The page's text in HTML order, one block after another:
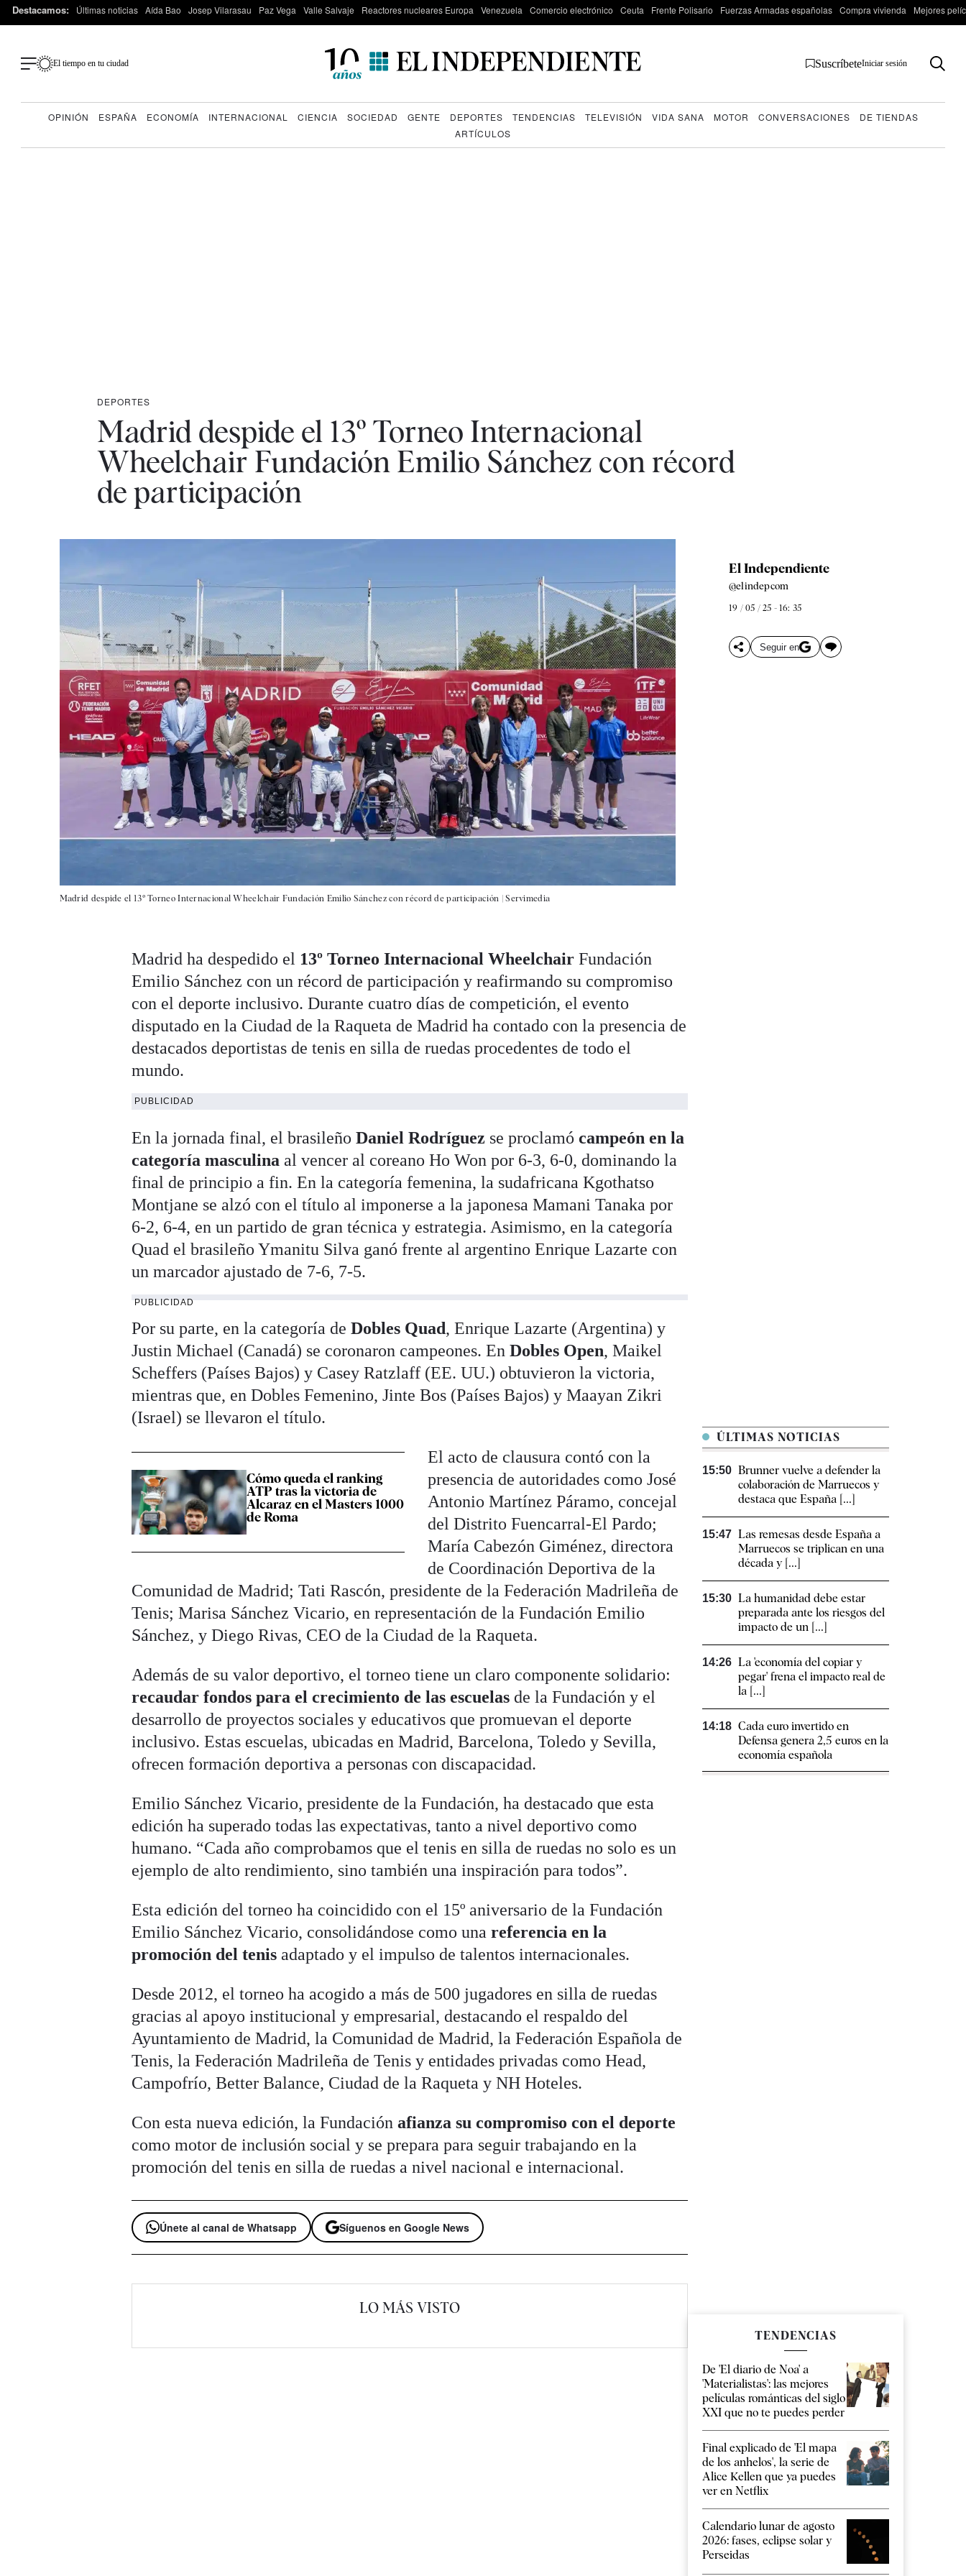
Destacamos: Últimas noticias Aída Bao Josep Vilarasau Paz Vega Valle Salvaje Reactores nucleares Europa Venezuela Comercio electrónico Ceuta Frente Polisario Fuerzas Armadas españolas Compra vivienda Mejores
El tiempo en tu ciudad SuscríbeteIniciar sesión
OPINIÓN ESPAÑA ECONOMÍA INTERNACIONAL CIENCIA SOCIEDAD GENTE DEPORTES TENDENCIAS TELEVISIÓN VIDA SANA MOTOR CONVERSACIONES
DE TIENDAS
ARTÍCULOS
DEPORTES
Madrid despide el 13º Torneo Internacional
Wheelchair Fundación Emilio Sánchez con récord
de participación
Madrid despide el 13º Torneo Internacional Wheelchair Fundación Emilio Sánchez con récord de participación |Servimedia
El Independiente
@elindepcom
19 / 05 / 25 - 16: 35
Seguir en
Madrid ha despedido el 13º Torneo Internacional Wheelchair Fundación
Emilio Sánchez con un récord de participación y reafirmando su compromiso
con el deporte inclusivo. Durante cuatro días de competición, el evento
disputado en la Ciudad de la Raqueta de Madrid ha contado con la presencia de
destacados deportistas de tenis en silla de ruedas procedentes de todo el
mundo.
PUBLICIDAD
En la jornada final, el brasileñoDaniel Rodríguez se proclamó campeón en la
categoría masculina al vencer al coreano Ho Won por 6-3, 6-0, dominando la
final de principio a fin. En la categoría femenina, la sudafricana Kgothatso
Montjane se alzó con el título al imponerse a la japonesa Mamani Tanaka por
6-2, 6-4, en un partido de gran técnica y estrategia. Asimismo, en la categoría
Quad el brasileño Ymanitu Silva ganó frente al argentino Enrique Lazarte con
un marcador ajustado de 7-6, 7-5.
PUBLICIDAD
Por su parte, en la categoría deDobles Quad, Enrique Lazarte (Argentina) y
Justin Michael (Canadá) se coronaron campeones. EnDobles Open, Maikel
Scheffers (Países Bajos) y Casey Ratzlaff (EE. UU.) obtuvieron la victoria,
mientras que, en Dobles Femenino, Jinte Bos (Países Bajos) y Maayan Zikri
(Israel) se llevaron el título.
Cómo queda el ranking
ATP tras la victoria de
Alcaraz en el Masters 1000
de Roma
El acto de clausura contó con la
presencia de autoridades como José
Antonio Martínez Páramo, concejal
del Distrito Fuencarral-El Pardo;
María Cabezón Giménez, directora
de Coordinación Deportiva de la
Comunidad de Madrid; Tati Rascón, presidente de la Federación Madrileña de
Tenis; Marisa Sánchez Vicario, en representación de la Fundación Emilio
Sánchez, y Diego Rivas, CEO de la Ciudad de la Raqueta.
Además de su valor deportivo, el torneo tiene un claro componente solidario:
recaudar fondos para el crecimiento de las escuelasde la Fundación y el
desarrollo de proyectos sociales y educativos que promuevan el deporte
inclusivo. Estas escuelas, ubicadas en Madrid, Barcelona, Toledo y Sevilla,
ofrecen formación deportiva a personas con discapacidad.
Emilio Sánchez Vicario, presidente de la Fundación, ha destacado que esta
edición ha superado todas las expectativas, tanto a nivel deportivo como
humano. “Cada año comprobamos que el tenis en silla de ruedas no solo es un
ejemplo de alto rendimiento, sino también una inspiración para todos”.
Esta edición del torneo ha coincidido con el 15º aniversario de la Fundación
Emilio Sánchez Vicario, consolidándose como una referencia en la
promoción del tenis adaptado y el impulso de talentos internacionales.
Desde 2012, el torneo ha acogido a más de 500 jugadores en silla de ruedas
gracias al apoyo institucional y empresarial, destacando el respaldo del
Ayuntamiento de Madrid, la Comunidad de Madrid, la Federación Española de
Tenis, la Federación Madrileña de Tenis y entidades privadas como Head,
Campofrío, Better Balance, Ciudad de la Raqueta y NH Hoteles.
Con esta nueva edición, la Fundación afianza su compromiso con el deporte
como motor de inclusión social y se prepara para seguir trabajando en la
promoción del tenis en silla de ruedas a nivel nacional e internacional.
Únete al canal de Whatsapp Síguenos en Google News
LO MÁS VISTO
ÚLTIMAS NOTICIAS
15:50 Brunner vuelve a defender la
colaboración de Marruecos y
destaca que España [...]
15:47 Las remesas desde España a
Marruecos se triplican en una
década y [...]
15:30 La humanidad debe estar
preparada ante los riesgos del
impacto de un [...]
14:26 La 'economía del copiar y
pegar' frena el impacto real de
la [...]
14:18 Cada euro invertido en
Defensa genera 2,5 euros en la
economía española
TENDENCIAS
De 'El diario de Noa' a
'Materialistas': las mejores
películas románticas del siglo
XXI que no te puedes perder
Final explicado de 'El mapa
de los anhelos', la serie de
Alice Kellen que ya puedes
ver en Netflix
Calendario lunar de agosto
2026: fases, eclipse solar y
Perseidas